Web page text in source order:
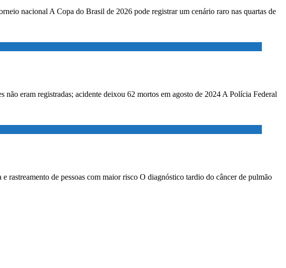
nacional A Copa do Brasil de 2026 pode registrar um cenário raro nas quartas de
eram registradas; acidente deixou 62 mortos em agosto de 2024 A Polícia Federal
rastreamento de pessoas com maior risco O diagnóstico tardio do câncer de pulmão